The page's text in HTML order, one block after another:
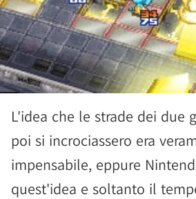
L'idea che le strade dei due
poi si incrociassero era
impensabile, eppure
quest'idea e soltanto il